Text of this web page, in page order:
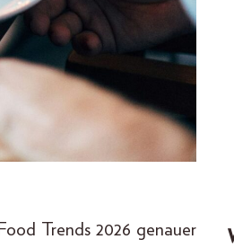
Trends 2026 genauer